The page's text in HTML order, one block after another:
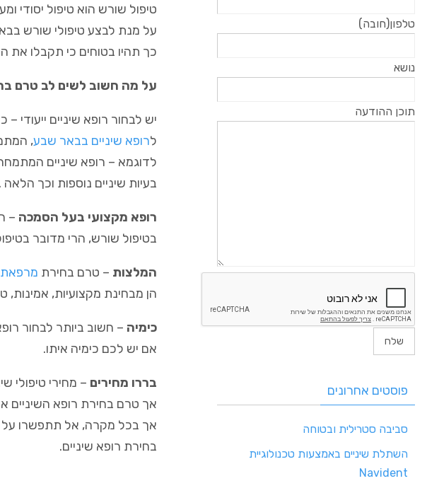
טיפול שורש הוא טיפול יסודי
על מנת לבצע טיפולי שורש
כך תהיו בטוחים כי תקבלו את
על מה חשוב לשים לב טרם
יש לבחור רופא שיניים ייעודי
לרופא שיניים בבאר שבע,
לדוגמא – רופא שיניים
בעיות שיניים נוספות וכך הלאה .
רופא מקצועי בעל הסמכה –
בטיפול שורש, הרי מדובר
המלצות – טרם בחירת מרפאת
הן מבחינת מקצועיות,
כימיה – חשוב ביותר לבחור
אם יש לכם כימיה איתו.
בררו מחירים – מחירי טיפולי
אך טרם בחירת רופא השיניים
אך בכל מקרה, אל תתפשרו על
בחירת רופא שיניים.
טלפון(חובה)
נושא
תוכן ההודעה
פוסטים אחרונים
סביבה סטרילית ובטוחה
השתלת שיניים באמצעות טכנולוגיית
Navident